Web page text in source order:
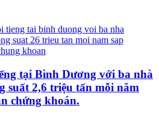
tại Bình Dương với ba nhà
suất 2,6 triệu tấn mỗi năm
chứng khoán.